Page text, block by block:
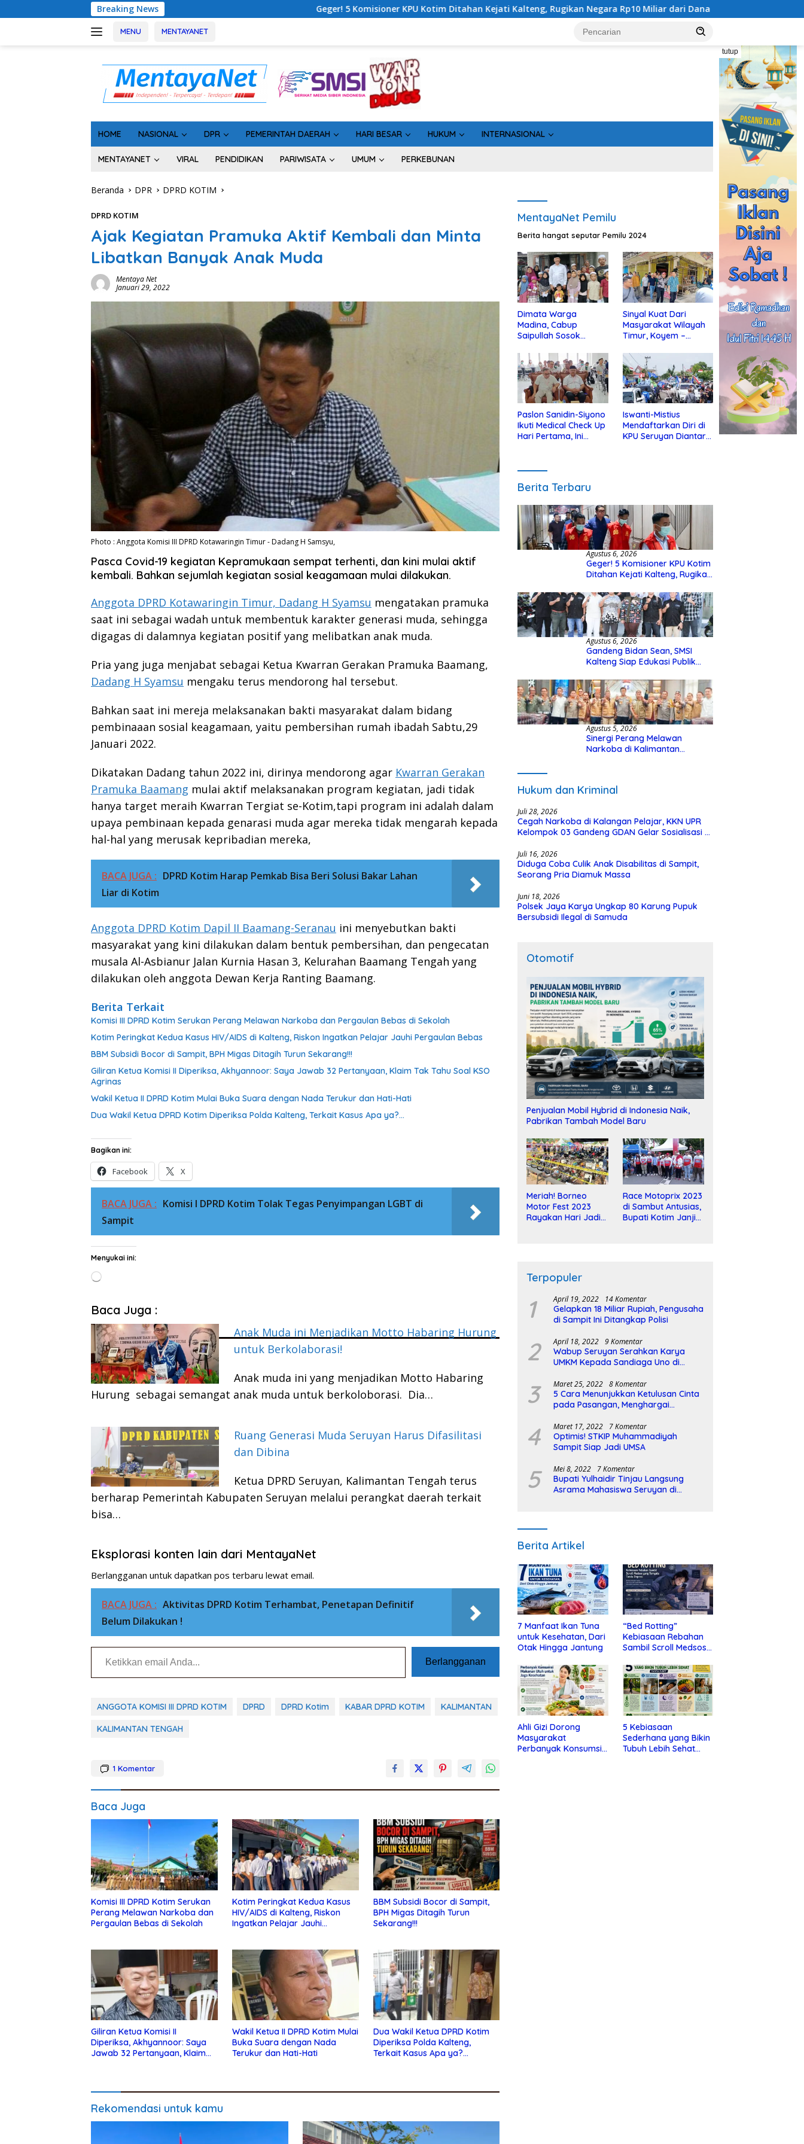
ke
Breaking News Geger! 5 Komisioner KPU Kotim Ditahan Kejati Kalteng, Rugikan Negara Rp10 Miliar dari Dana Hibah Rp40 Miliar Gandeng Bidan Sean,
MENU MENTAYANET
tutup
HOME NASIONAL DPR PEMERINTAH DAERAH HARI BESAR HUKUM INTERNASIONAL
MENTAYANET VIRAL PENDIDIKAN PARIWISATA UMUM PERKEBUNAN
Beranda DPR DPRD KOTIM
DPRD KOTIM
Ajak Kegiatan Pramuka Aktif Kembali dan Minta
Libatkan Banyak Anak Muda
Mentaya Net
Januari 29, 2022
Photo : Anggota Komisi III DPRD Kotawaringin Timur - Dadang H Samsyu,
Pasca Covid-19 kegiatan Kepramukaan sempat terhenti, dan kini mulai aktif
kembali. Bahkan sejumlah kegiatan sosial keagamaan mulai dilakukan.
Anggota DPRD Kotawaringin Timur, Dadang H Syamsu mengatakan pramuka
saat ini sebagai wadah untuk membentuk karakter generasi muda, sehingga
digagas di dalamnya kegiatan positif yang melibatkan anak muda.
Pria yang juga menjabat sebagai Ketua Kwarran Gerakan Pramuka Baamang,
Dadang H Syamsu mengaku terus mendorong hal tersebut.
Bahkan saat ini mereja melaksanakan bakti masyarakat dalam bidang
pembinaaan sosial keagamaan, yaitu pembersihan rumah ibadah Sabtu,29
Januari 2022.
Dikatakan Dadang tahun 2022 ini, dirinya mendorong agar Kwarran Gerakan
Pramuka Baamang mulai aktif melaksanakan program kegiatan, jadi tidak
hanya target meraih Kwarran Tergiat se-Kotim,tapi program ini adalah dalam
upaya pembinaan kepada genarasi muda agar mereka tidak mengarah kepada
hal-hal yang merusak kepribadian mereka,
BACA JUGA : DPRD Kotim Harap Pemkab Bisa Beri Solusi Bakar Lahan
Liar di Kotim
Anggota DPRD Kotim Dapil II Baamang-Seranau ini menyebutkan bakti
masyarakat yang kini dilakukan dalam bentuk pembersihan, dan pengecatan
musala Al-Asbianur Jalan Kurnia Hasan 3, Kelurahan Baamang Tengah yang
dilakukan oleh anggota Dewan Kerja Ranting Baamang.
Berita Terkait
Komisi III DPRD Kotim Serukan Perang Melawan Narkoba dan Pergaulan Bebas di Sekolah
Kotim Peringkat Kedua Kasus HIV/AIDS di Kalteng, Riskon Ingatkan Pelajar Jauhi Pergaulan Bebas
BBM Subsidi Bocor di Sampit, BPH Migas Ditagih Turun Sekarang!!!
Giliran Ketua Komisi II Diperiksa, Akhyannoor: Saya Jawab 32 Pertanyaan, Klaim Tak Tahu Soal KSO
Agrinas
Wakil Ketua II DPRD Kotim Mulai Buka Suara dengan Nada Terukur dan Hati-Hati
Dua Wakil Ketua DPRD Kotim Diperiksa Polda Kalteng, Terkait Kasus Apa ya?…
Bagikan ini:
Facebook X
BACA JUGA : Komisi I DPRD Kotim Tolak Tegas Penyimpangan LGBT di
Sampit
Menyukai ini:
Memuat...
Baca Juga :
Anak Muda ini Menjadikan Motto Habaring Hurung
untuk Berkolaborasi!
Anak muda ini yang menjadikan Motto Habaring
Hurung sebagai semangat anak muda untuk berkoloborasi. Dia…
Ruang Generasi Muda Seruyan Harus Difasilitasi
dan Dibina
Ketua DPRD Seruyan, Kalimantan Tengah terus
berharap Pemerintah Kabupaten Seruyan melalui perangkat daerah terkait
bisa…
Eksplorasi konten lain dari MentayaNet
Berlangganan untuk dapatkan pos terbaru lewat email.
BACA JUGA : Aktivitas DPRD Kotim Terhambat, Penetapan Definitif
Belum Dilakukan !
Ketikkan email Anda...
Berlangganan
ANGGOTA KOMISI III DPRD KOTIM DPRD DPRD Kotim KABAR DPRD KOTIM KALIMANTAN
KALIMANTAN TENGAH
1 Komentar
Baca Juga
Komisi III DPRD Kotim Serukan
Perang Melawan Narkoba dan
Pergaulan Bebas di Sekolah
Kotim Peringkat Kedua Kasus
HIV/AIDS di Kalteng, Riskon
Ingatkan Pelajar Jauhi
BBM Subsidi Bocor di Sampit,
BPH Migas Ditagih Turun
Sekarang!!!
Giliran Ketua Komisi II
Diperiksa, Akhyannoor: Saya
Jawab 32 Pertanyaan, Klaim
Wakil Ketua II DPRD Kotim Mulai
Buka Suara dengan Nada
Terukur dan Hati-Hati
Dua Wakil Ketua DPRD Kotim
Diperiksa Polda Kalteng,
Terkait Kasus Apa ya?…
Rekomendasi untuk kamu
MentayaNet Pemilu
Berita hangat seputar Pemilu 2024
Dimata Warga
Madina, Cabup
Saipullah Sosok
Anak Yatim
Sinyal Kuat Dari
Masyarakat Wilayah
Timur, Koyem –
di Kotim
Paslon Sanidin-Siyono
Ikuti Medical Check Up
Hari Pertama, Ini
Iswanti-Mistius
Mendaftarkan Diri di
KPU Seruyan Diantar
Berita Terbaru
Agustus 6, 2026
Geger! 5 Komisioner KPU Kotim
Ditahan Kejati Kalteng, Rugikan
Hibah Rp40 Miliar
Agustus 6, 2026
Gandeng Bidan Sean, SMSI
Kalteng Siap Edukasi Publik
Agustus 5, 2026
Sinergi Perang Melawan
Narkoba di Kalimantan
Hukum dan Kriminal
Juli 28, 2026
Cegah Narkoba di Kalangan Pelajar, KKN UPR
Kelompok 03 Gandeng GDAN Gelar Sosialisasi di
Juli 16, 2026
Diduga Coba Culik Anak Disabilitas di Sampit,
Seorang Pria Diamuk Massa
Juni 18, 2026
Polsek Jaya Karya Ungkap 80 Karung Pupuk
Bersubsidi Ilegal di Samuda
Otomotif
Penjualan Mobil Hybrid di Indonesia Naik,
Pabrikan Tambah Model Baru
Meriah! Borneo
Motor Fest 2023
Rayakan Hari Jadi
Race Motoprix 2023
di Sambut Antusias,
Bupati Kotim Janji
Terpopuler
1 April 19, 2022 14 Komentar
Gelapkan 18 Miliar Rupiah, Pengusaha
di Sampit Ini Ditangkap Polisi
2 April 18, 2022 9 Komentar
Wabup Seruyan Serahkan Karya
UMKM Kepada Sandiaga Uno di
3 Maret 25, 2022 8 Komentar
5 Cara Menunjukkan Ketulusan Cinta
pada Pasangan, Menghargai
4 Maret 17, 2022 7 Komentar
Optimis! STKIP Muhammadiyah
Sampit Siap Jadi UMSA
5 Mei 8, 2022 7 Komentar
Bupati Yulhaidir Tinjau Langsung
Asrama Mahasiswa Seruyan di
Berita Artikel
7 Manfaat Ikan Tuna
untuk Kesehatan, Dari
Otak Hingga Jantung
“Bed Rotting”
Kebiasaan Rebahan
Sambil Scroll Medsos
Depresi
Ahli Gizi Dorong
Masyarakat
Perbanyak Konsumsi
5 Kebiasaan
Sederhana yang Bikin
Tubuh Lebih Sehat